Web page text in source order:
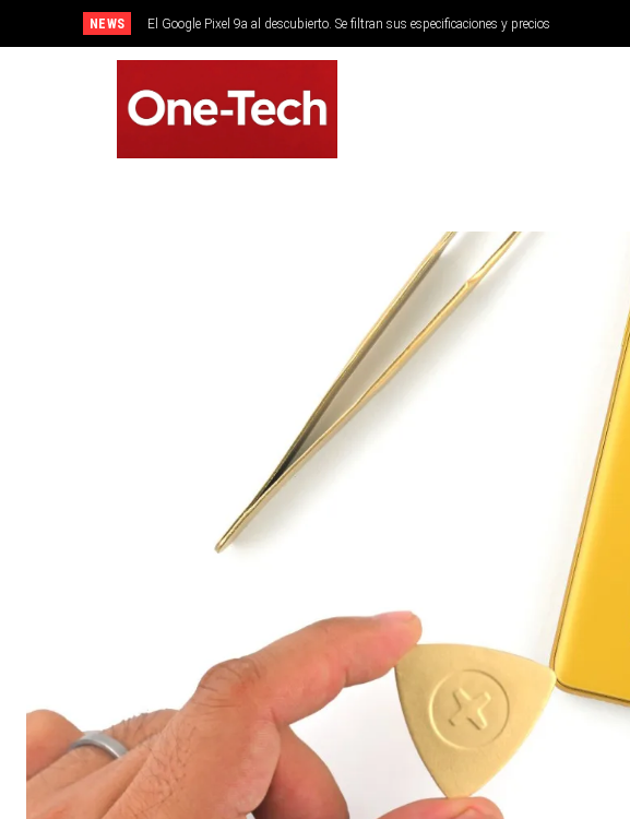
NEWS El Google Pixel 9a al descubierto. Se filtran sus especificaciones y precios